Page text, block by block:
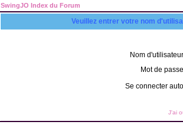
SwingJO Index du Forum
Veuillez entrer votre nom
Nom
Mot de
Se connecter
J'ai